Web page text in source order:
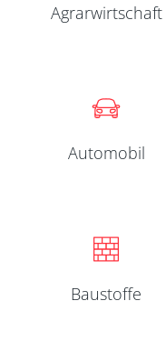
Agrarwirtschaft
Automobil
Baustoffe